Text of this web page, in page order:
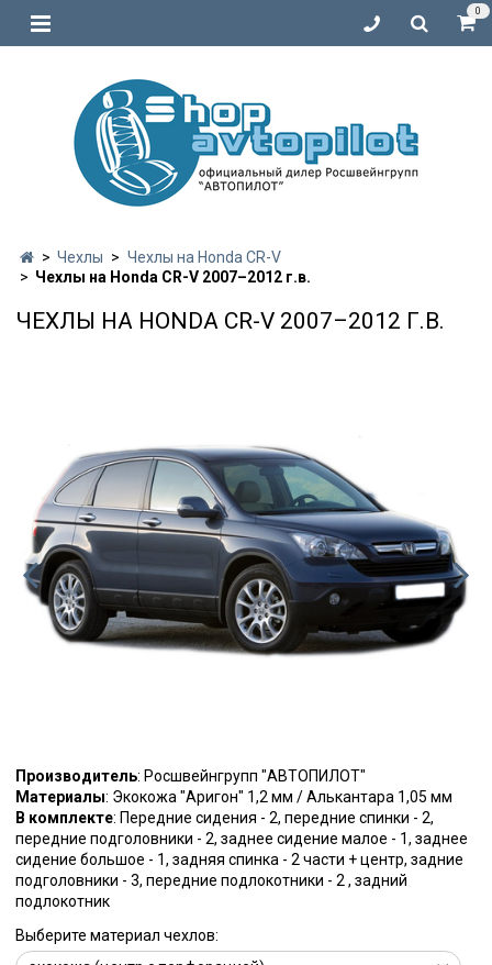
0
Чехлы
Чехлы на Honda CR-V
Чехлы на Honda CR-V 2007–2012 г.в.
ЧЕХЛЫ НА HONDA CR-V 2007–2012 Г.В.
Производитель: Росшвейнгрупп "АВТОПИЛОТ"
Материалы: Экокожа "Аригон" 1,2 мм / Алькантара 1,05 мм
В комплекте: Передние сидения - 2, передние спинки - 2,
передние подголовники - 2, заднее сидение малое - 1, заднее
сидение большое - 1, задняя спинка - 2 части + центр, задние
подголовники - 3, передние подлокотники - 2 , задний
подлокотник
Выберите материал чехлов: